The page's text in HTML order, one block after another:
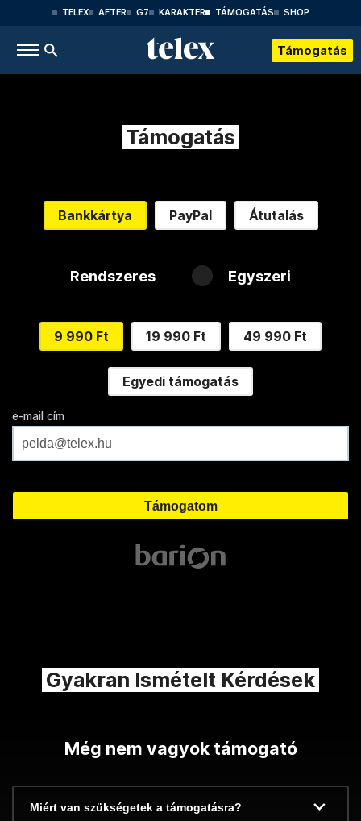
TELEX AFTER G7 KARAKTER TÁMOGATÁS SHOP
Támogatás
Támogatás
Bankkártya PayPal Átutalás
Rendszeres Egyszeri
9 990 Ft 19 990 Ft 49 990 Ft
Egyedi támogatás
e-mail cím
Gyakran Ismételt Kérdések
Még nem vagyok támogató
Miért van szükségetek a támogatásra?